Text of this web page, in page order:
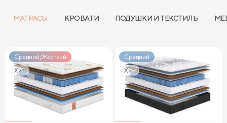
Матрасы с независимыми пружинами 180х200 см
Матрасы с независимыми пружинами 200х200 см
Матрасы 60 см шириной Матрасы 80 см шириной
МАТРАСЫ КРОВАТИ ПОДУШКИ И ТЕКСТИЛЬ
Средний/Жесткий
Хит
Средний
Хит